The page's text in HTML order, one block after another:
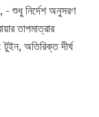
- শুধু নির্দেশ অনুসরণ
তাপমাত্রার
অতিরিক্ত দীর্ঘ